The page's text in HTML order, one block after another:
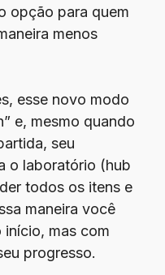
opção para quem
menos
esse novo modo
e, mesmo quando
seu
o laboratório (hub
todos os itens e
maneira você
início, mas com
progresso.